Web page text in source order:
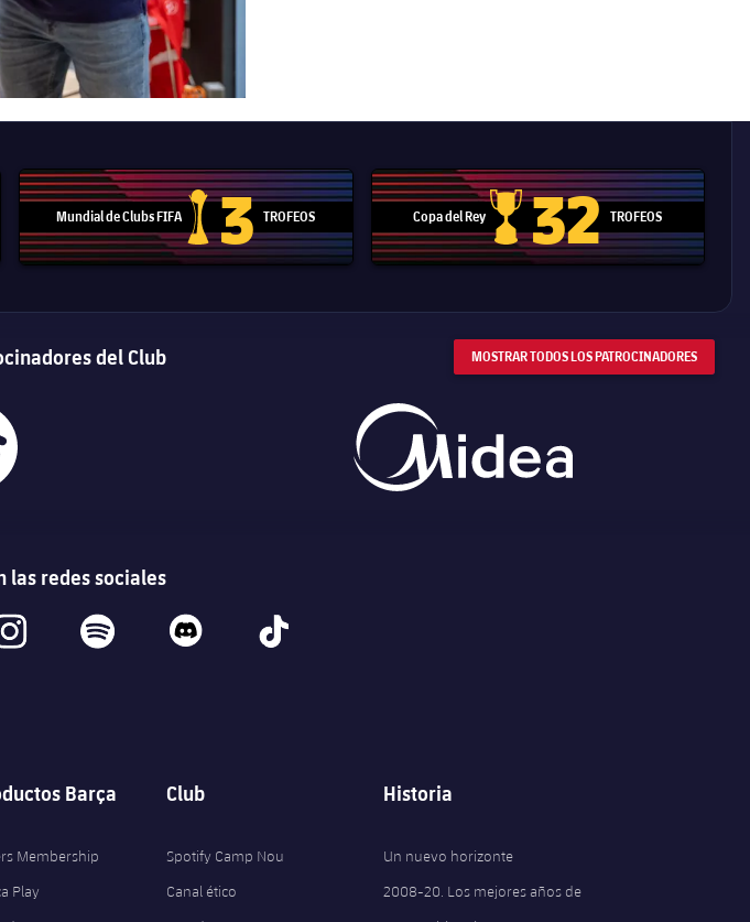
Mundial de Clubs FIFA
Trofeo del Mundial de Clubes
3 TROFEOS Copa del Rey
Copa del Rey
32 TROFEOS
del Club MOSTRAR TODOS LOS PATROCINADORES
las redes sociales
spotify discord tiktok
Barça
Membership
Play
Club
Spotify Camp Nou
Canal ético
Historia
Un nuevo horizonte
2008-20. Los mejores años de